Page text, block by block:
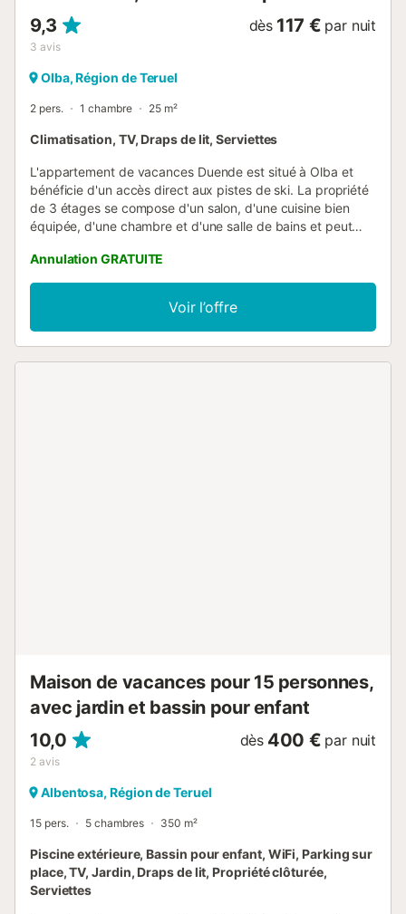
9,3
3 avis
dès 117 € par nuit
Olba, Région de Teruel
2 pers. 1 chambre 25 m²
Climatisation, TV, Draps de lit, Serviettes
L'appartement de vacances Duende est situé à Olba et
bénéficie d'un accès direct aux pistes de ski. La propriété
de 3 étages se compose d'un salon, d'une cuisine bien
équipée, d'une chambre et d'une salle de bains et peut
supplémentaires comprennent une télévision, la
climatisation ainsi qu'une machine à laver. Un lit bébé est
également disponible. Ce logement n'offre pas : Wi-Fi.
Cette location de vacances dispose d'un balcon privé pour
vos soirées de détente. En face de La Pequeña Cantonesa
Annulation GRATUITE
Voir l’offre
Maison de vacances pour 15 personnes,
avec jardin et bassin pour enfant
10,0
2 avis
dès 400 € par nuit
Albentosa, Région de Teruel
15 pers. 5 chambres 350 m²
Piscine extérieure, Bassin pour enfant, WiFi, Parking sur
place, TV, Jardin, Draps de lit, Propriété clôturée,
Serviettes